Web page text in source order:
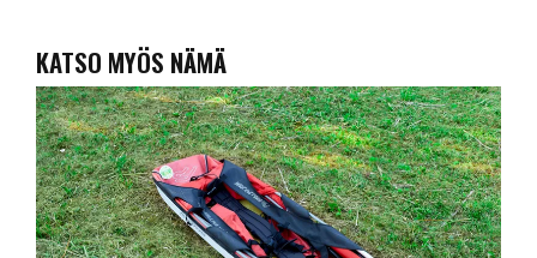
KATSO MYÖS NÄMÄ